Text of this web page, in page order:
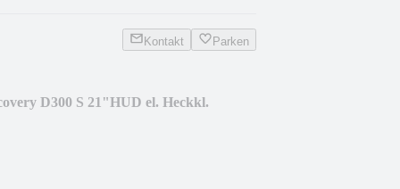
Kontakt Parken
D300 S 21"HUD el. Heckkl.